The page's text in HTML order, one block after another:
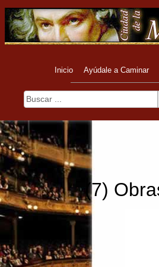
Inicio Ayúdale a Caminar
(7)